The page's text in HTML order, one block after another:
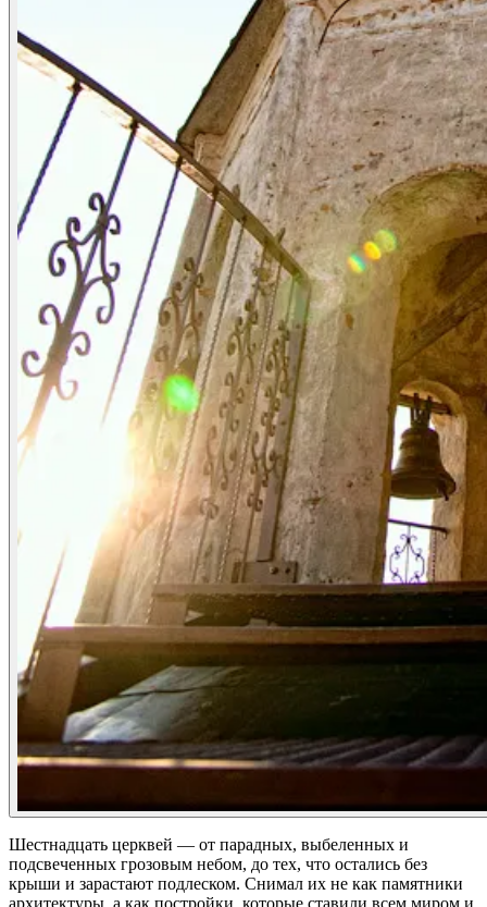
Шестнадцать церквей — от парадных, выбеленных и
подсвеченных грозовым небом, до тех, что остались без
крыши и зарастают подлеском. Снимал их не как памятники